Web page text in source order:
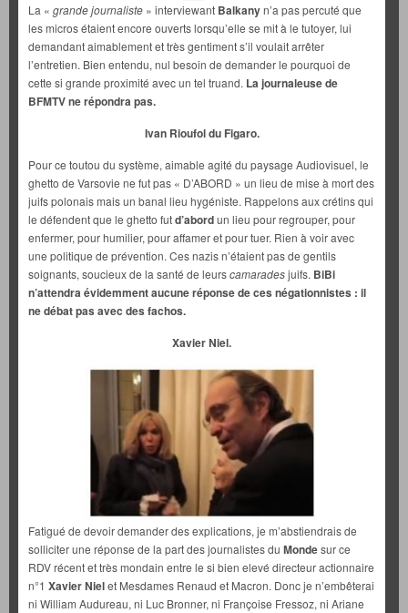
La « grande journaliste » interviewant Balkanyn’a pas percuté que
les micros étaient encore ouverts lorsqu’elle se mit à le tutoyer, lui
demandant aimablement et très gentiment s’il voulait arrêter
l’entretien. Bien entendu, nul besoin de demander le pourquoi de
cette si grande proximité avec un tel truand. La journaleuse de
BFMTV ne répondra pas.
Ivan Rioufol du Figaro.
Pour ce toutou du système, aimable agité du paysage Audiovisuel, le
ghetto de Varsovie ne fut pas « D’ABORD » un lieu de mise à mort des
juifs polonais mais un banal lieu hygéniste. Rappelons aux crétins qui
le défendent que le ghetto futd’abordun lieu pour regrouper, pour
enfermer, pour humilier, pour affamer et pour tuer. Rien à voir avec
une politique de prévention. Ces nazis n’étaient pas de gentils
soignants, soucieux de la santé de leurscamaradesjuifs. BiBi
n’attendra évidemment aucune réponse de ces négationnistes : il
ne débat pas avec des fachos.
Xavier Niel.
Fatigué de devoir demander des explications, je m’abstiendrais de
solliciter une réponse de la part des journalistes du Mondesur ce
RDV récent et très mondain entre le si bien elevé directeur actionnaire
n°1 Xavier Nielet Mesdames Renaud et Macron. Donc je n’embêterai
ni William Audureau, ni Luc Bronner, ni Françoise Fressoz, ni Ariane